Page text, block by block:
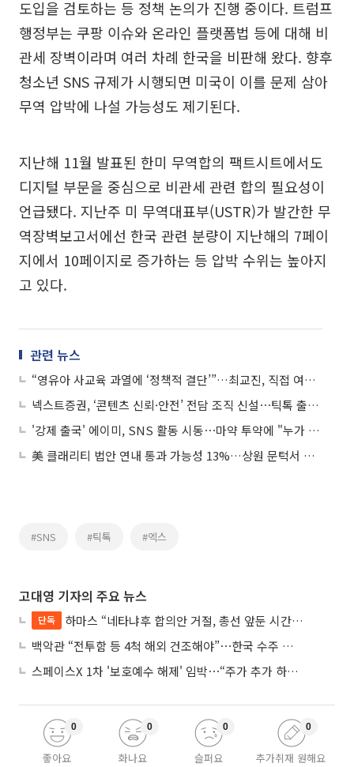
도입을 검토하는 등 정책 논의가 진행 중이다. 트럼프
행정부는 쿠팡 이슈와 온라인 플랫폼법 등에 대해 비
관세 장벽이라며 여러 차례 한국을 비판해 왔다. 향후
청소년 SNS 규제가 시행되면 미국이 이를 문제 삼아
무역 압박에 나설 가능성도 제기된다.
지난해 11월 발표된 한미 무역합의 팩트시트에서도
디지털 부문을 중심으로 비관세 관련 합의 필요성이
언급됐다. 지난주 미 무역대표부(USTR)가 발간한 무
역장벽보고서에선 한국 관련 분량이 지난해의 7페이
지에서 10페이지로 증가하는 등 압박 수위는 높아지
고 있다.
관련 뉴스
“영유아 사교육 과열에 ‘정책적 결단’”…최교진, 직접 여론전
넥스트증권, ‘콘텐츠 신뢰·안전’ 전담 조직 신설⋯틱톡 출신 리더 영입
'강제 출국' 에이미, SNS 활동 시동⋯마약 투약에 "누가 몰래 넣은 것"
美 클래리티 법안 연내 통과 가능성 13%…상원 문턱서 제동
#SNS #틱톡 #엑스
고대영 기자의 주요 뉴스
단독
하마스 “네타냐후 합의안 거절, 총선 앞둔 시간 끌기”
백악관 “전투함 등 4척 해외 건조해야”⋯한국 수주 기대
스페이스X 1차 '보호예수 해제' 임박⋯“주가 추가 하락 가능성”
좋아요
0
화나요
0
슬퍼요
0
추가취재 원해요
0